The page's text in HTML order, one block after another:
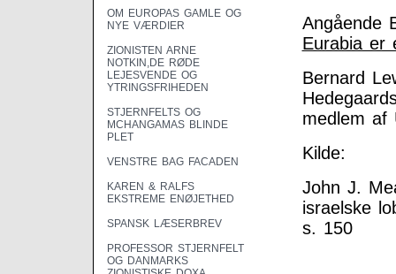
OM EUROPAS GAMLE OG
NYE VÆRDIER
ZIONISTEN ARNE
NOTKIN,DE RØDE
LEJESVENDE OG
YTRINGSFRIHEDEN
STJERNFELTS OG
MCHANGAMAS BLINDE
PLET
VENSTRE BAG FACADEN
KAREN & RALFS
EKSTREME ENØJETHED
SPANSK LÆSERBREV
PROFESSOR STJERNFELT
OG DANMARKS
Angående
Eurabia er
Bernard
medlem af
Kilde:
John J.
israelske
s. 150